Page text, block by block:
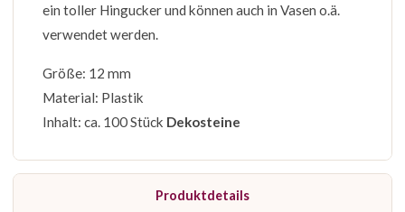
ein toller Hingucker und können auch in Vasen o.ä.
verwendet werden.
Größe: 12 mm
Material: Plastik
Inhalt: ca. 100 Stück Dekosteine
Produktdetails